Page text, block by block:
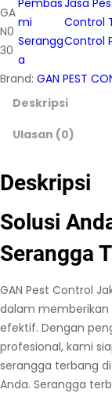
GA
N0
30
Pembas
mi
Serangg
a
Jasa
Control
Control
Brand: GAN PEST
Deskripsi
Ulasan (0)
Deskripsi
Solusi
Serangga
GAN Pest Control
dalam memberikan
efektif. Dengan
profesional, kami
serangga terbang
Anda. Serangga